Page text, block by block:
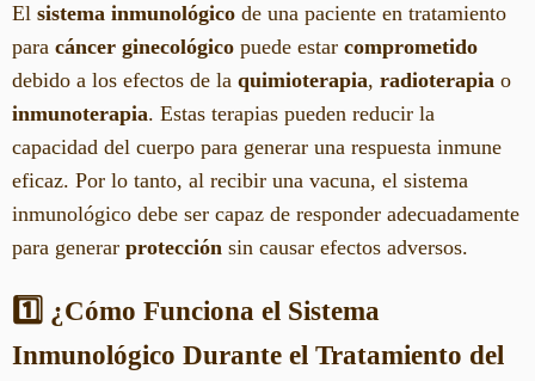
El sistema inmunológico de una paciente en tratamiento
para cáncer ginecológico puede estar comprometido
debido a los efectos de la quimioterapia, radioterapia o
inmunoterapia. Estas terapias pueden reducir la
capacidad del cuerpo para generar una respuesta inmune
eficaz. Por lo tanto, al recibir una vacuna, el sistema
inmunológico debe ser capaz de responder adecuadamente
para generar protección sin causar efectos adversos.
1️⃣ ¿Cómo Funciona el Sistema
Inmunológico Durante el Tratamiento del